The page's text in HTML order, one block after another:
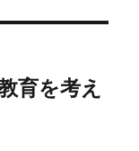
育を考え